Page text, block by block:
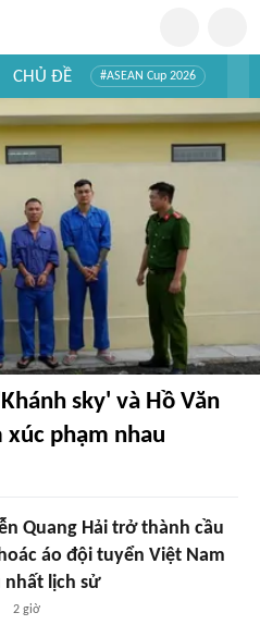
CHỦ ĐỀ #ASEAN Cup 2026
sky' và Hồ Văn
xúc phạm nhau
Quang Hải trở thành cầu
áo đội tuyển Việt Nam
nhất lịch sử
2 giờ